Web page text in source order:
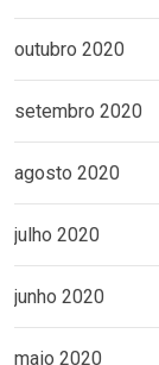
outubro 2020
setembro 2020
agosto 2020
julho 2020
junho 2020
maio 2020